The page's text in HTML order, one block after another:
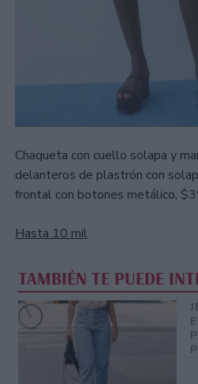
Chaqueta con cuello solapa y
delanteros de plastrón con
frontal con botones metálico,
Hasta 10 mil
TAMBIÉN TE PUEDE